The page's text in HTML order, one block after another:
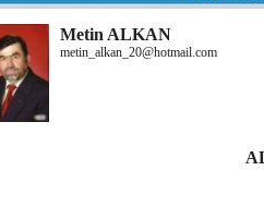
Metin ALKAN
metin_alkan_20@hotmail.com